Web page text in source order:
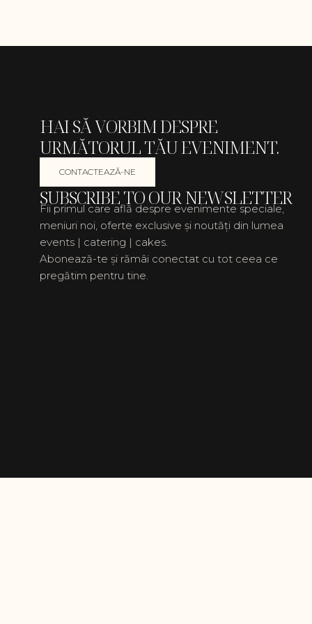
HAI SĂ VORBIM DESPRE
URMĂTORUL TĂU EVENIMENT.
CONTACTEAZĂ-NE
SUBSCRIBE TO OUR NEWSLETTER
Fii primul care află despre evenimente speciale,
meniuri noi, oferte exclusive și noutăți din lumea
events | catering | cakes.
Abonează-te și rămâi conectat cu tot ceea ce
pregătim pentru tine.